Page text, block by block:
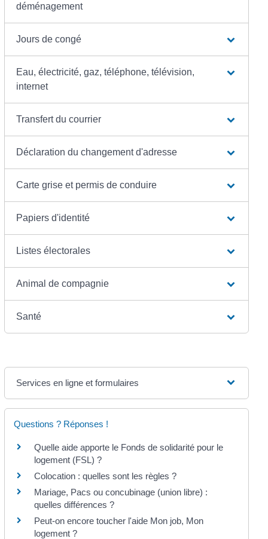
déménagement
Jours de congé
Eau, électricité, gaz, téléphone, télévision,
internet
Transfert du courrier
Déclaration du changement d'adresse
Carte grise et permis de conduire
Papiers d'identité
Listes électorales
Animal de compagnie
Santé
Services en ligne et formulaires
Questions ? Réponses !
Quelle aide apporte le Fonds de solidarité pour le
logement (FSL) ?
Colocation : quelles sont les règles ?
Mariage, Pacs ou concubinage (union libre) :
quelles différences ?
Peut-on encore toucher l'aide Mon job, Mon
logement ?